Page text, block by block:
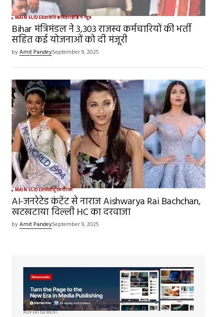
MAIN SLIDERप्रादेशिकबिहारब्रेकिंग न्यूज़
Bihar मंत्रिमंडल ने 3,303 राजस्व कर्मचारियों की भर्ती
सहित कई योजनाओं को दी मंजूरी
byAmit PandeySeptember 9, 2025
MAIN SLIDERबॉलीवुडमनोरंजन
AI-जनरेटेड कंटेंट से नाराज Aishwarya Rai Bachchan,
खटखटाया दिल्ली HC का दरवाजा
byAmit PandeySeptember 9, 2025
ADVERTISEMENT